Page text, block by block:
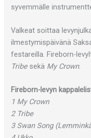
syvemmälle
Valkeat soittaa
ilmestymispäivänä
festareilla. Fireborn-
Tribesekä My Crown.
Fireborn-levyn
1 My Crown
2 Tribe
3 Swan Song